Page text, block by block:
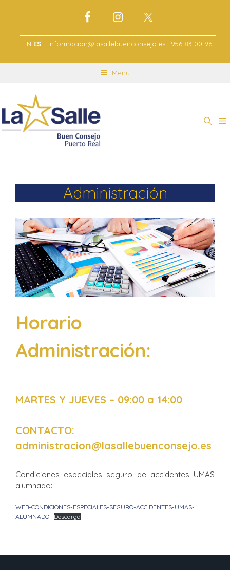
EN ES informacion@lasallebuenconsejo.es | 956 83 00 96
Menu
Administración
Horario
Administración:
MARTES Y JUEVES – 09:00 a 14:00
CONTACTO:
administracion@lasallebuenconsejo.es
Condiciones especiales seguro de accidentes UMAS
alumnado:
WEB-CONDICIONES-ESPECIALES-SEGURO-ACCIDENTES-UMAS-
ALUMNADO
Descarga